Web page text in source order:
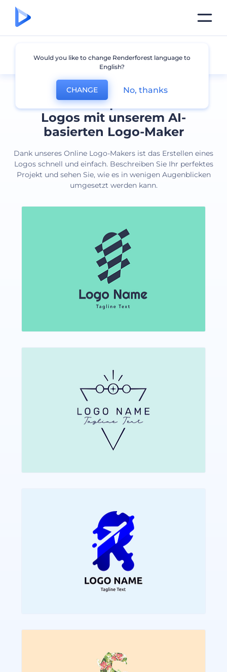
Erstellen Sie professionelle
Logos mit unserem AI-
basierten Logo-Maker
Dank unseres Online Logo-Makers ist das Erstellen eines
Logos schnell und einfach. Beschreiben Sie Ihr perfektes
Projekt und sehen Sie, wie es in wenigen Augenblicken
umgesetzt werden kann.
Alle Logos
Would you like to change Renderforest language to
English?
CHANGE No, thanks